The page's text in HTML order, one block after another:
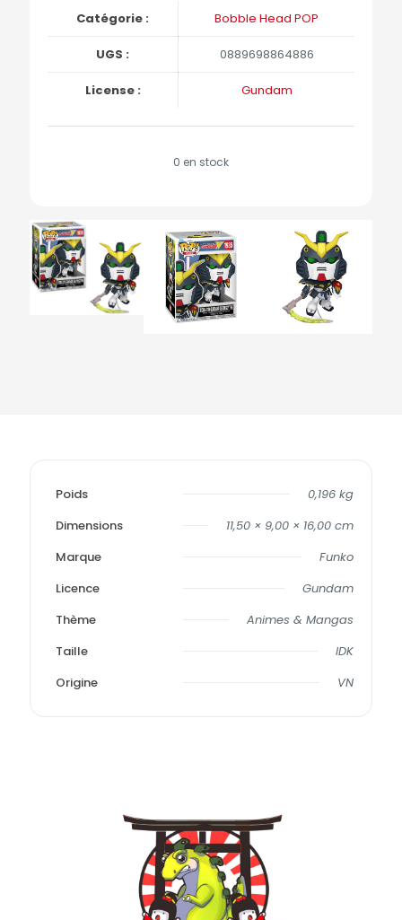
Catégorie : Bobble Head POP
UGS : 0889698864886
License : Gundam
0 en stock
Poids
0,196 kg
Dimensions
11,50 × 9,00 × 16,00 cm
Marque
Funko
Licence
Gundam
Thème
Animes & Mangas
Taille
IDK
Origine
VN